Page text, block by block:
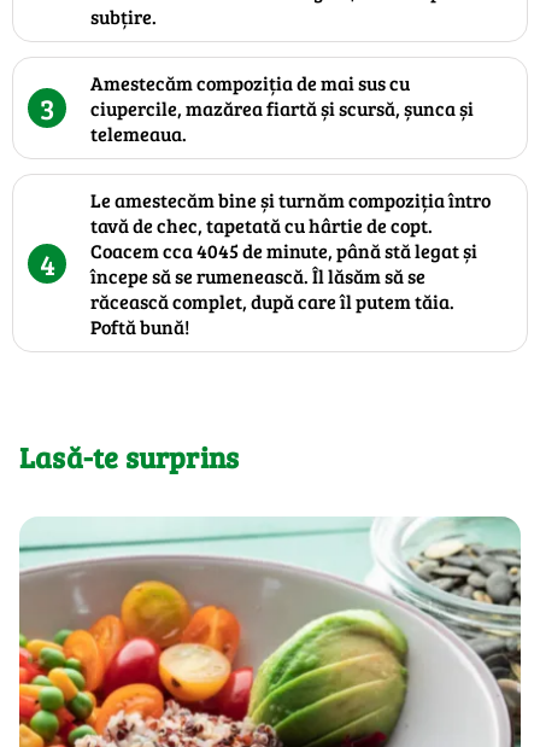
subțire.
3
Amestecăm compoziția de mai sus cu
ciupercile, mazărea fiartă și scursă, șunca și
telemeaua.
4
Le amestecăm bine și turnăm compoziția întro
tavă de chec, tapetată cu hârtie de copt.
Coacem cca 4045 de minute, până stă legat și
începe să se rumenească. Îl lăsăm să se
răcească complet, după care îl putem tăia.
Poftă bună!
Lasă-te surprins